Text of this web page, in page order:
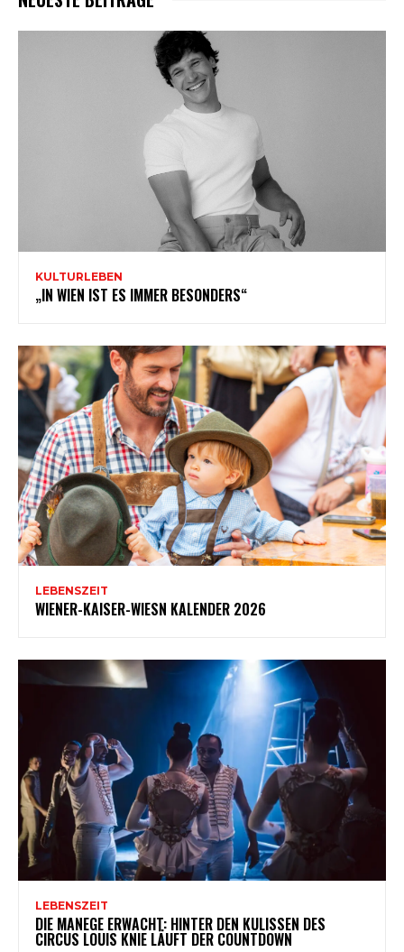
KULTURLEBEN
„IN WIEN IST ES IMMER BESONDERS“
LEBENSZEIT
WIENER-KAISER-WIESN KALENDER 2026
LEBENSZEIT
DIE MANEGE ERWACHT: HINTER DEN KULISSEN DES
CIRCUS LOUIS KNIE LÄUFT DER COUNTDOWN